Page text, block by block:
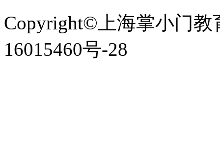
Copyright©上海掌小门教
16015460号-28